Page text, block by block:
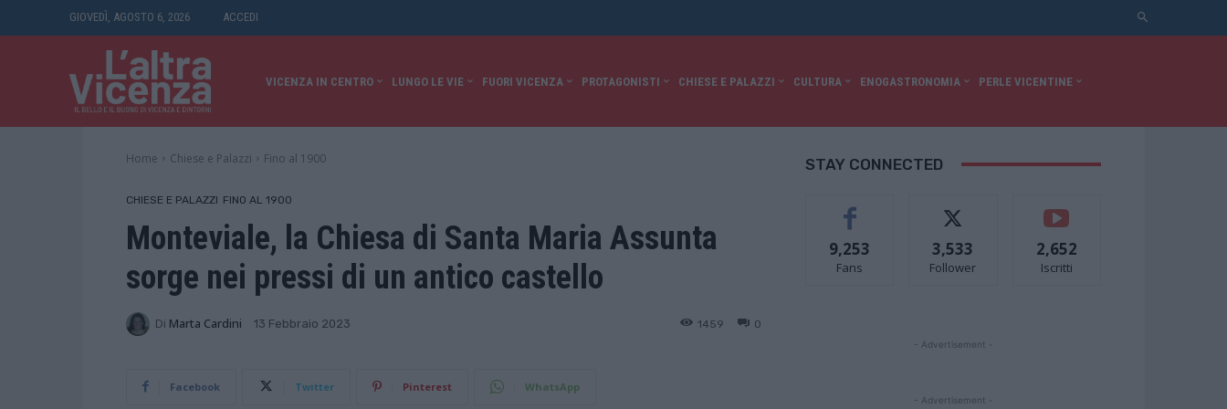
GIOVEDÌ, AGOSTO 6, 2026 ACCEDI
VICENZA IN CENTRO LUNGO LE VIE FUORI VICENZA PROTAGONISTI CHIESE E PALAZZI CULTURA ENOGASTRONOMIA PERLE VICENTINE
Home Chiese e Palazzi Fino al 1900
CHIESE E PALAZZI FINO AL 1900
Monteviale, la Chiesa di Santa Maria Assunta
sorge nei pressi di un antico castello
Di Marta Cardini 13 Febbraio 2023 0
1459
Facebook Twitter Pinterest WhatsApp
STAY CONNECTED
9,253
Fans
3,533
Follower
2,652
Iscritti
- Advertisement -
- Advertisement -